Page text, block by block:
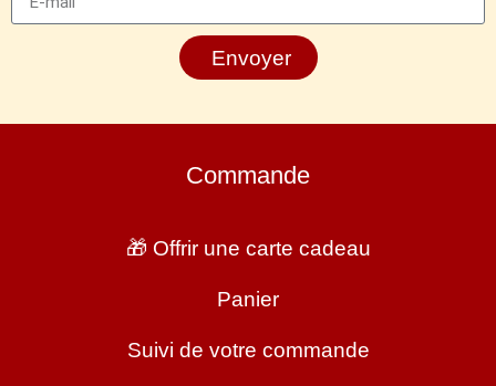
Envoyer
Commande
🎁 Offrir une carte cadeau
Panier
Suivi de votre commande